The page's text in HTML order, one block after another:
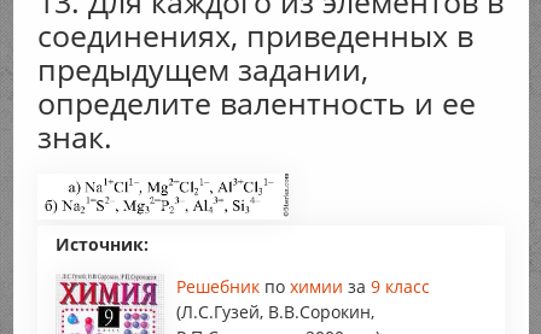
соединениях, приведенных в
предыдущем задании,
определите валентность и ее
знак.
Источник:
Решебник по химии за 9 класс
(Л.С.Гузей, В.В.Сорокин,